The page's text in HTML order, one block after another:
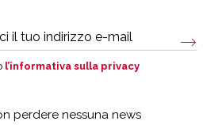
l’informativa sulla privacy
perdere nessuna news